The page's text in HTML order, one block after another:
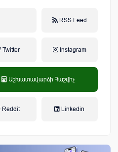
RSS Feed
Twitter Instagram
Աշխատավարձի Հաշվիչ
Reddit Linkedin